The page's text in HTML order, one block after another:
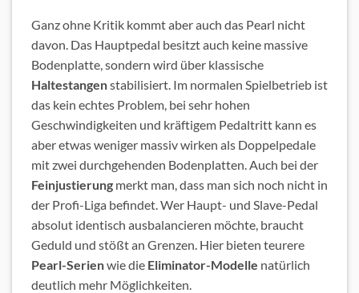
Ganz ohne Kritik kommt aber auch das Pearl nicht
davon. Das Hauptpedal besitzt auch keine massive
Bodenplatte, sondern wird über klassische
Haltestangenstabilisiert. Im normalen Spielbetrieb ist
das kein echtes Problem, bei sehr hohen
Geschwindigkeiten und kräftigem Pedaltritt kann es
aber etwas weniger massiv wirken als Doppelpedale
mit zwei durchgehenden Bodenplatten. Auch bei der
Feinjustierung merkt man, dass man sich noch nicht in
der Profi-Liga befindet. Wer Haupt- und Slave-Pedal
absolut identisch ausbalancieren möchte, braucht
Geduld und stößt an Grenzen. Hier bieten teurere
Pearl-Serienwie die Eliminator-Modelle natürlich
deutlich mehr Möglichkeiten.